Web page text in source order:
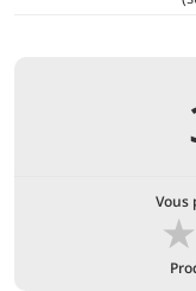
Vous
★